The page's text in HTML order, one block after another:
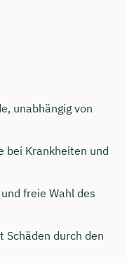
unabhängig von
bei Krankheiten und
und freie Wahl des
Schäden durch den